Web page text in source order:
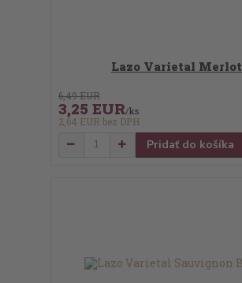
Lazo Varietal Merlot
6,49 EUR
3,25 EUR/ks
2,64 EUR bez DPH
Pridať do košíka